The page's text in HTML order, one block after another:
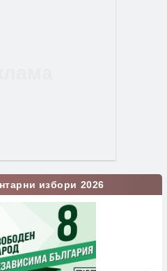
избори 2026